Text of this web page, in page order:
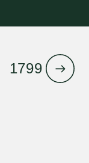
1799 1801